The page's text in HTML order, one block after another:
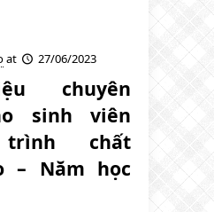
at 27/06/2023
chuyên
sinh viên
trình chất
– Năm học